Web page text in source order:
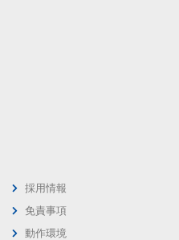
採用情報
免責事項
動作環境